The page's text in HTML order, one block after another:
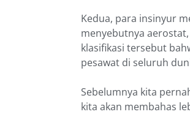
Kedua, para insinyur
menyebutnya
klasifikasi tersebut
pesawat di seluruh
Sebelumnya kita
kita akan membahas